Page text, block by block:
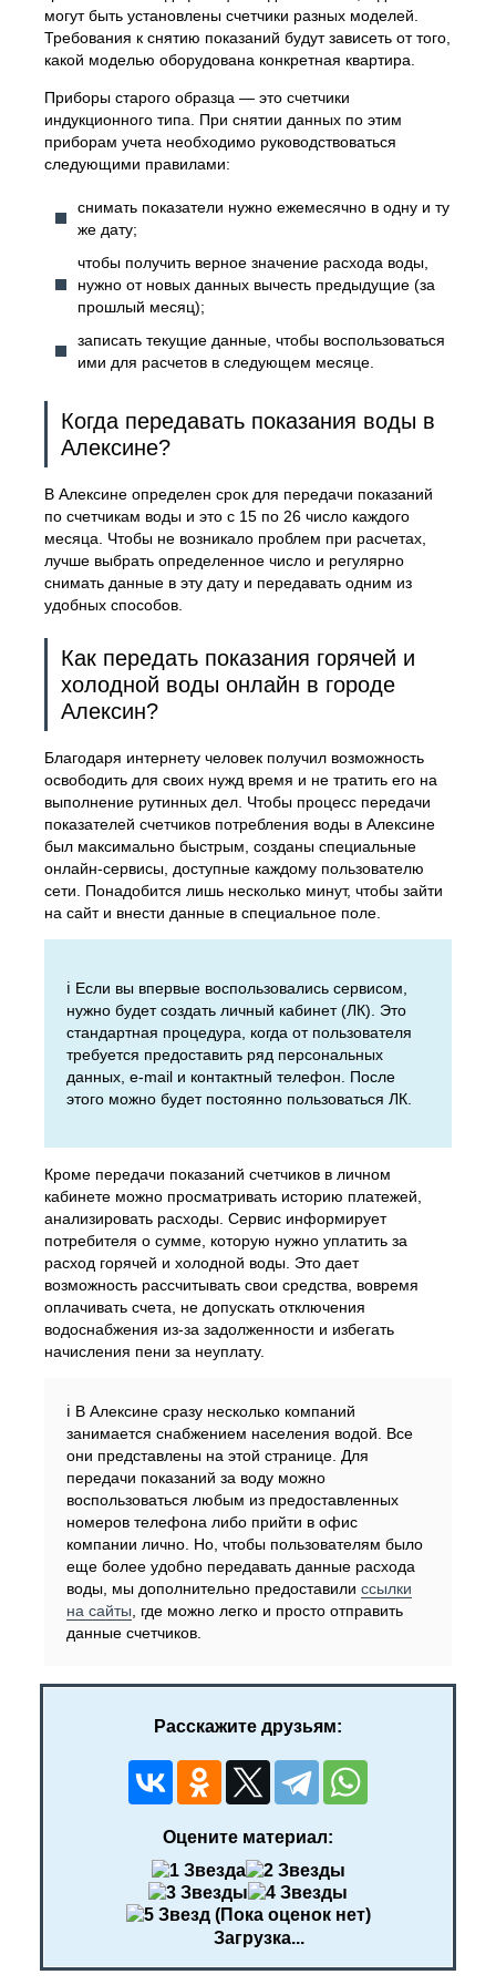
могут быть установлены счетчики разных моделей.
Требования к снятию показаний будут зависеть от того,
какой моделью оборудована конкретная квартира.
Приборы старого образца — это счетчики
индукционного типа. При снятии данных по этим
приборам учета необходимо руководствоваться
следующими правилами:
снимать показатели нужно ежемесячно в одну и ту
же дату;
чтобы получить верное значение расхода воды,
нужно от новых данных вычесть предыдущие (за
прошлый месяц);
записать текущие данные, чтобы воспользоваться
ими для расчетов в следующем месяце.
Когда передавать показания воды в
Алексине?
В Алексине определен срок для передачи показаний
по счетчикам воды и это с 15 по 26 число каждого
месяца. Чтобы не возникало проблем при расчетах,
лучше выбрать определенное число и регулярно
снимать данные в эту дату и передавать одним из
удобных способов.
Как передать показания горячей и
холодной воды онлайн в городе
Алексин?
Благодаря интернету человек получил возможность
освободить для своих нужд время и не тратить его на
выполнение рутинных дел. Чтобы процесс передачи
показателей счетчиков потребления воды в Алексине
был максимально быстрым, созданы специальные
онлайн-сервисы, доступные каждому пользователю
сети. Понадобится лишь несколько минут, чтобы зайти
на сайт и внести данные в специальное поле.
ℹ️ Если вы впервые воспользовались сервисом,
нужно будет создать личный кабинет (ЛК). Это
стандартная процедура, когда от пользователя
требуется предоставить ряд персональных
данных, e-mail и контактный телефон. После
этого можно будет постоянно пользоваться ЛК.
Кроме передачи показаний счетчиков в личном
кабинете можно просматривать историю платежей,
анализировать расходы. Сервис информирует
потребителя о сумме, которую нужно уплатить за
расход горячей и холодной воды. Это дает
возможность рассчитывать свои средства, вовремя
оплачивать счета, не допускать отключения
водоснабжения из-за задолженности и избегать
начисления пени за неуплату.
ℹ️ В Алексине сразу несколько компаний
занимается снабжением населения водой. Все
они представлены на этой странице. Для
передачи показаний за воду можно
воспользоваться любым из предоставленных
номеров телефона либо прийти в офис
компании лично. Но, чтобы пользователям было
еще более удобно передавать данные расхода
воды, мы дополнительно предоставили ссылки
на сайты , где можно легко и просто отправить
данные счетчиков.
Расскажите друзьям:
Оцените материал:
(Пока оценок нет)
Загрузка...